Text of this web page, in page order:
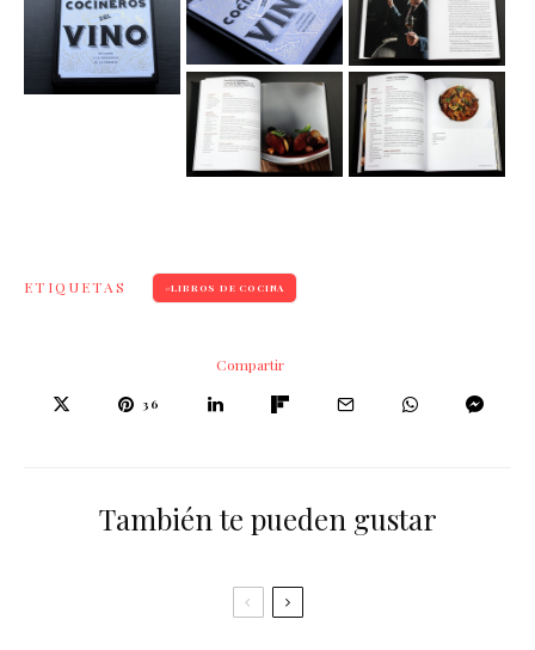
ETIQUETAS LIBROS DE COCINA
Compartir
36
También te pueden gustar